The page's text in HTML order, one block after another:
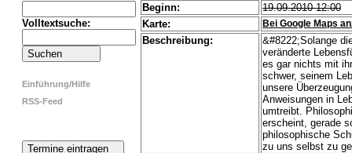
Volltextsuche:
Einführung/Hilfe
RSS-Feed
Beginn:
19.09.2010 12:00
Karte:
Bei Google Maps
Beschreibung:
&#8222;Solange
veränderte
es gar nichts mit
schwer, seinem
unsere
Anweisungen in
umtreibt.
erscheint, gerade
philosophische
zu uns selbst zu